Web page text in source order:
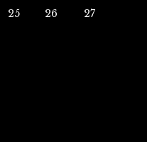
25 26
27